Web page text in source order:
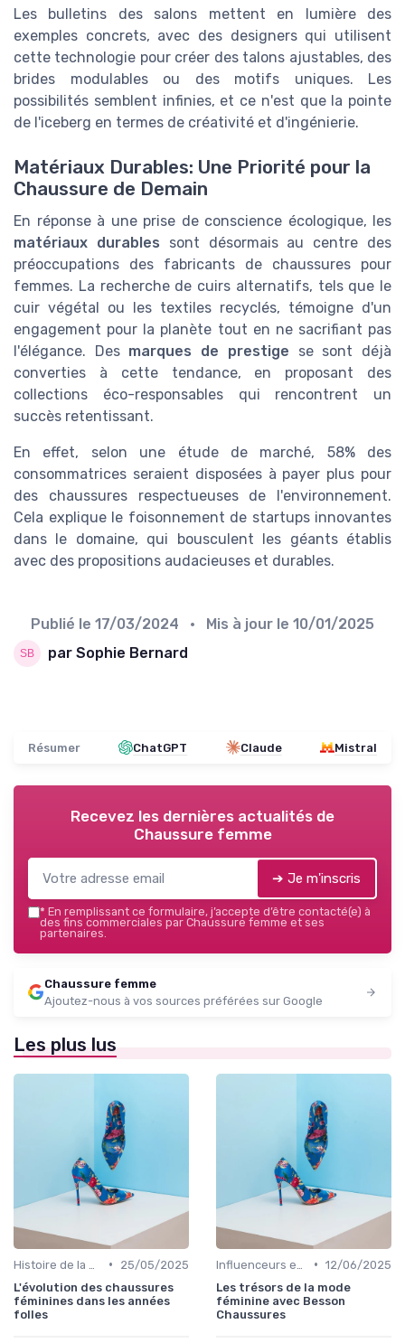
Les bulletins des salons mettent en lumière des
exemples concrets, avec des designers qui utilisent
cette technologie pour créer des talons ajustables, des
brides modulables ou des motifs uniques. Les
possibilités semblent infinies, et ce n'est que la pointe
de l'iceberg en termes de créativité et d'ingénierie.
Matériaux Durables: Une Priorité pour la
Chaussure de Demain
En réponse à une prise de conscience écologique, les
matériaux durables sont désormais au centre des
préoccupations des fabricants de chaussures pour
femmes. La recherche de cuirs alternatifs, tels que le
cuir végétal ou les textiles recyclés, témoigne d'un
engagement pour la planète tout en ne sacrifiant pas
l'élégance. Des marques de prestige se sont déjà
converties à cette tendance, en proposant des
collections éco-responsables qui rencontrent un
succès retentissant.
En effet, selon une étude de marché, 58% des
consommatrices seraient disposées à payer plus pour
des chaussures respectueuses de l'environnement.
Cela explique le foisonnement de startups innovantes
dans le domaine, qui bousculent les géants établis
avec des propositions audacieuses et durables.
Publié le 17/03/2024 • Mis à jour le 10/01/2025
par Sophie Bernard
Résumer ChatGPT Claude Mistral
Recevez les dernières actualités de
Chaussure femme
➔ Je m'inscris
* En remplissant ce formulaire, j’accepte d’être contacté(e) à
des fins commerciales par Chaussure femme et ses
partenaires.
Chaussure femme
Ajoutez-nous à vos sources préférées sur Google
Les plus lus
•
25/05/2025
L'évolution des chaussures
féminines dans les années
folles
• 12/06/2025
Les trésors de la mode
féminine avec Besson
Chaussures